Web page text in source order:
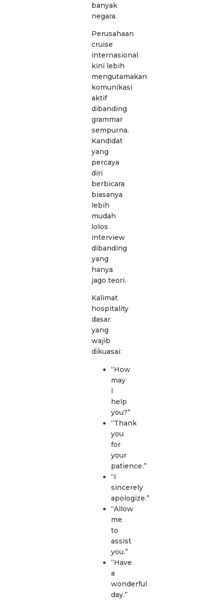
banyak
negara.
Perusahaan
cruise
internasional
kini lebih
mengutamakan
komunikasi
aktif
dibanding
grammar
sempurna.
Kandidat
yang
percaya
diri
berbicara
biasanya
lebih
mudah
lolos
interview
dibanding
yang
hanya
jago teori.
Kalimat
hospitality
dasar
yang
wajib
dikuasai:
“How
may
I
help
you?”
“Thank
you
for
your
patience.”
“I
sincerely
apologize.”
“Allow
me
to
assist
you.”
“Have
a
wonderful
day.”